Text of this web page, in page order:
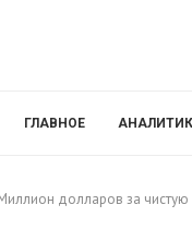
ГЛАВНОЕ
долларов за